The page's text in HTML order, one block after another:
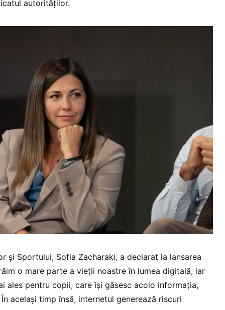
autorităților.
și Sportului, Sofia Zacharaki, a declarat la lansarea
o mare parte a vieții noastre în lumea digitală, iar
ales pentru copii, care își găsesc acolo informația,
același timp însă, internetul generează riscuri